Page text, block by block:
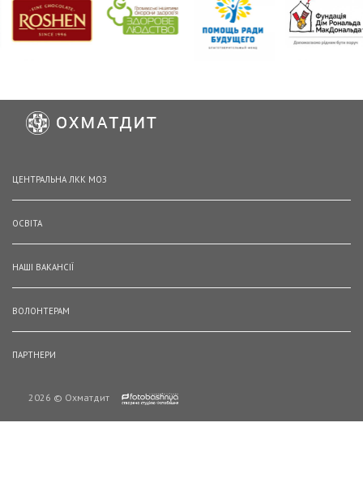
ЦЕНТРАЛЬНА ЛКК МОЗ
ОСВІТА
НАШІ ВАКАНСІЇ
ВОЛОНТЕРАМ
ПАРТНЕРИ
2026 © Охматдит